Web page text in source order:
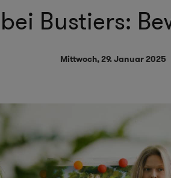
Bustiers:
Mittwoch, 29. Januar 2025